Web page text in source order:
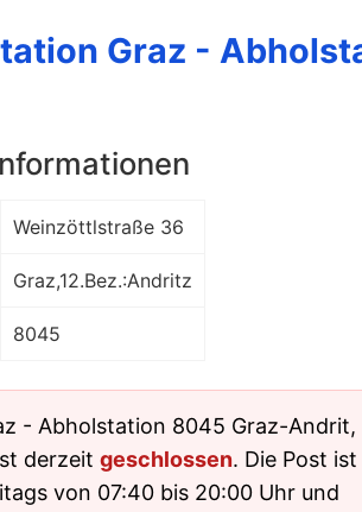
Graz -
Weinzöttlstraße 36
Graz,12.Bez.:Andritz
8045
- Abholstation 8045 Graz-Andrit,
derzeit geschlossen. Die Post ist
von 07:40 bis 20:00 Uhr und